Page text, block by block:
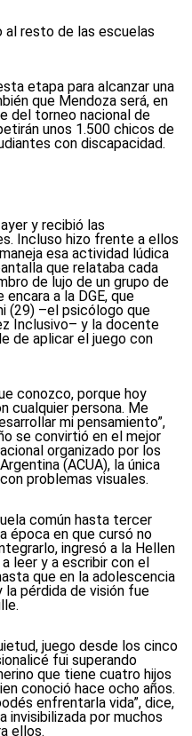
resto de las escuelas
etapa para alcanzar una
que Mendoza será, en
del torneo nacional de
unos 1.500 chicos de
con discapacidad.
y recibió las
Incluso hizo frente a ellos
esa actividad lúdica
que relataba cada
de lujo de un grupo de
a la DGE, que
(29) –el psicólogo que
Inclusivo– y la docente
de aplicar el juego con
conozco, porque hoy
cualquier persona. Me
mi pensamiento”,
se convirtió en el mejor
organizado por los
(ACUA), la única
problemas visuales.
común hasta tercer
época en que cursó no
ingresó a la Hellen
leer y a escribir con el
que en la adolescencia
la pérdida de visión fue
juego desde los cinco
fui superando
que tiene cuatro hijos
conoció hace ocho años.
enfrentarla vida”, dice,
invisibilizada por muchos
ellos.